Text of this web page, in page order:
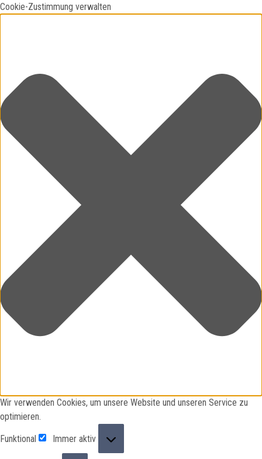
Cookie-Zustimmung verwalten
Wir verwenden Cookies, um unsere Website und unseren Service zu
optimieren.
Funktional
Immer aktiv